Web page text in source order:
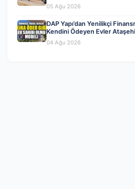
05 Ağu 2026
DAP Yapı’dan Yenilikçi
Kendini Ödeyen Evler
04 Ağu 2026